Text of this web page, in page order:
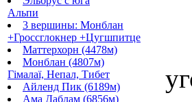
Альпи
3 вершины: Монблан
+Гроссглокнер +Цугшпитце
Маттерхорн (4478м)
Монблан (4807м)
Гімалаї, Непал, Тибет
Айленд Пик (6189м)
Ама Даблам (6856м)